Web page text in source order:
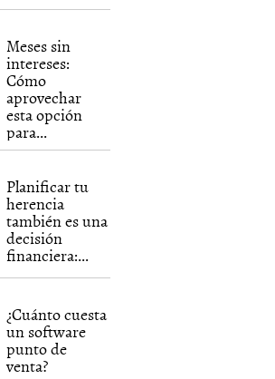
Meses sin
intereses:
Cómo
aprovechar
esta opción
para...
Planificar tu
herencia
también es una
decisión
financiera:...
¿Cuánto cuesta
un software
punto de
venta?